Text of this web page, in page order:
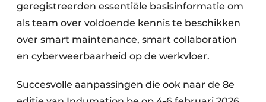
geregistreerden essentiële basisinformatie om
als team over voldoende kennis te beschikken
over smart maintenance, smart collaboration
en cyberweerbaarheid op de werkvloer.
Succesvolle aanpassingen die ook naar de 8e